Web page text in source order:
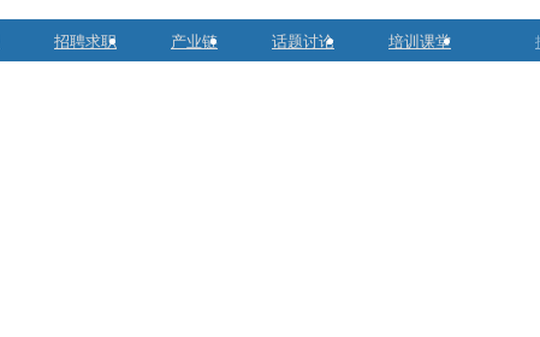
招聘求职 产业链 话题讨论 培训课堂